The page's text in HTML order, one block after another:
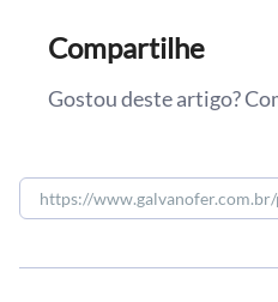
Compartilhe
Gostou deste artigo?